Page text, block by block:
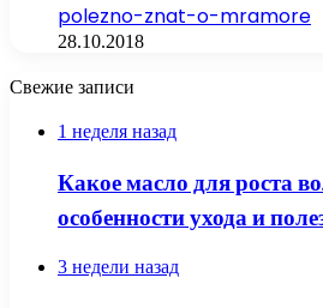
polezno-znat-o-mramore
28.10.2018
Свежие записи
1 неделя назад
Какое масло для роста
особенности ухода и
3 недели назад